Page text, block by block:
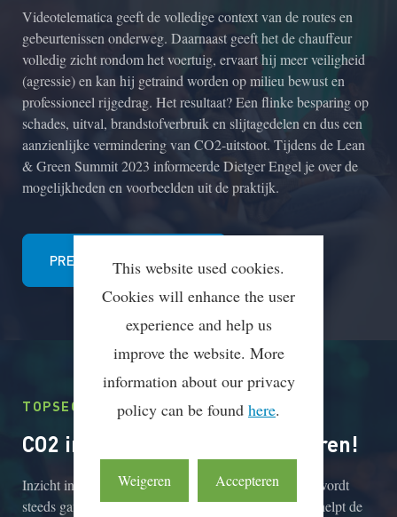
Videotelematica geeft de volledige context van de routes en
gebeurtenissen onderweg. Daarnaast geeft het de chauffeur
volledig zicht rondom het voertuig, ervaart hij meer veiligheid
(agressie) en kan hij getraind worden op milieu bewust en
professioneel rijgedrag. Het resultaat? Een flinke besparing op
schades, uitval, brandstofverbruik en slijtagedelen en dus een
aanzienlijke vermindering van CO2-uitstoot. Tijdens de Lean
& Green Summit 2023 informeerde Dietger Engel je over de
mogelijkheden en voorbeelden uit de praktijk.
PRESENTATIE RIETVELD
TOPSECTOR LOGISTIEK
CO2 inzichtelijk, en nu verbeteren!
Inzicht in CO2 per zending door carbon footprinting wordt
steeds gangbaarder in de sector.Topsector Logistiek
helpt de
This website used cookies.
Cookies will enhance the user
experience and help us
improve the website. More
information about our privacy
policy can be found here.
Weigeren Accepteren